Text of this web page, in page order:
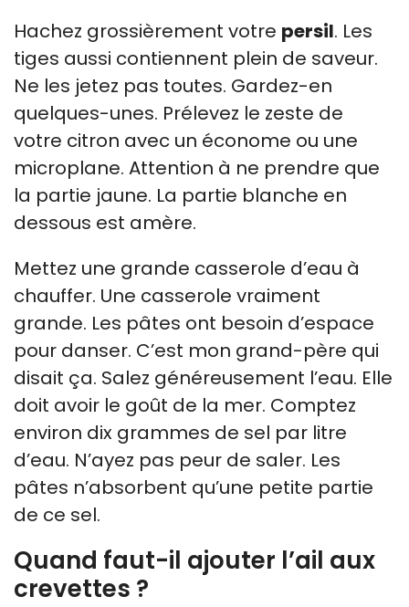
Hachez grossièrement votre persil. Les
tiges aussi contiennent plein de saveur.
Ne les jetez pas toutes. Gardez-en
quelques-unes. Prélevez le zeste de
votre citron avec un économe ou une
microplane. Attention à ne prendre que
la partie jaune. La partie blanche en
dessous est amère.
Mettez une grande casserole d’eau à
chauffer. Une casserole vraiment
grande. Les pâtes ont besoin d’espace
pour danser. C’est mon grand-père qui
disait ça. Salez généreusement l’eau. Elle
doit avoir le goût de la mer. Comptez
environ dix grammes de sel par litre
d’eau. N’ayez pas peur de saler. Les
pâtes n’absorbent qu’une petite partie
de ce sel.
Quand faut-il ajouter l’ail aux
crevettes ?